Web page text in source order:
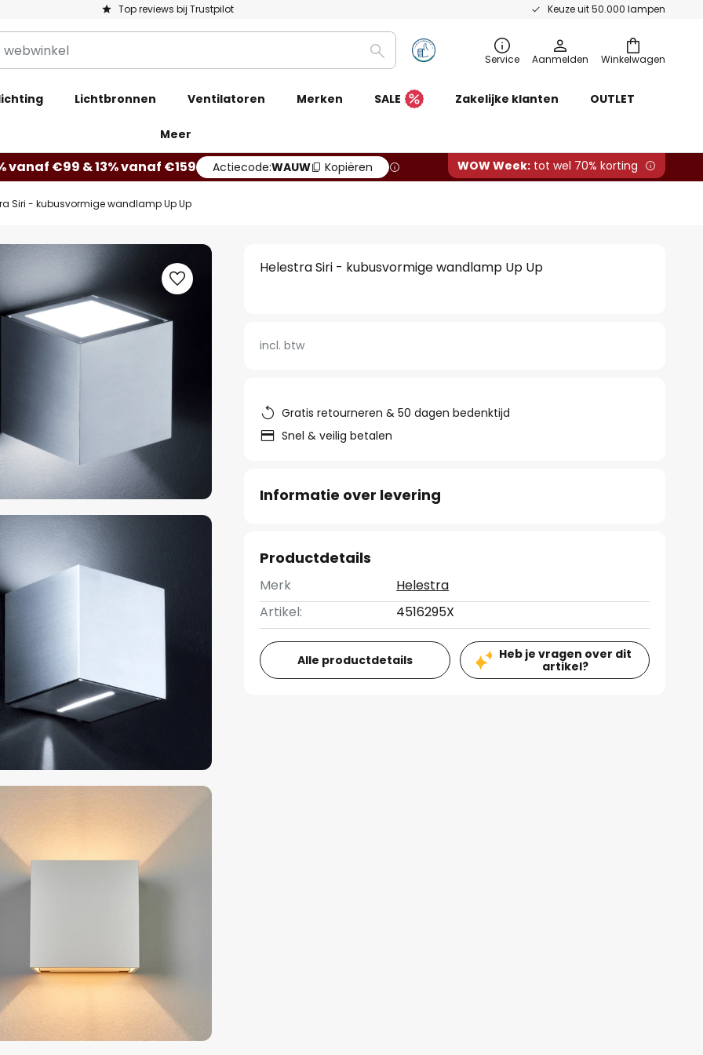
Top reviews bij Trustpilot Keuze uit 50.000 lampen
Winkelwagen
Zoeken Service Aanmelden
Lichtbronnen Ventilatoren Merken SALE Zakelijke klanten OUTLET
Meer
vanaf €99 & 13% vanaf €159 Actiecode:WAUW Kopiëren WOW Week: tot wel 70% korting
Siri - kubusvormige wandlamp Up Up
Helestra Siri - kubusvormige wandlamp Up Up
incl. btw
Gratis retourneren & 50 dagen bedenktijd
Snel & veilig betalen
Informatie over levering
Productdetails
Merk
Helestra
Artikel:
4516295X
Alle productdetails
Heb je vragen over dit
artikel?